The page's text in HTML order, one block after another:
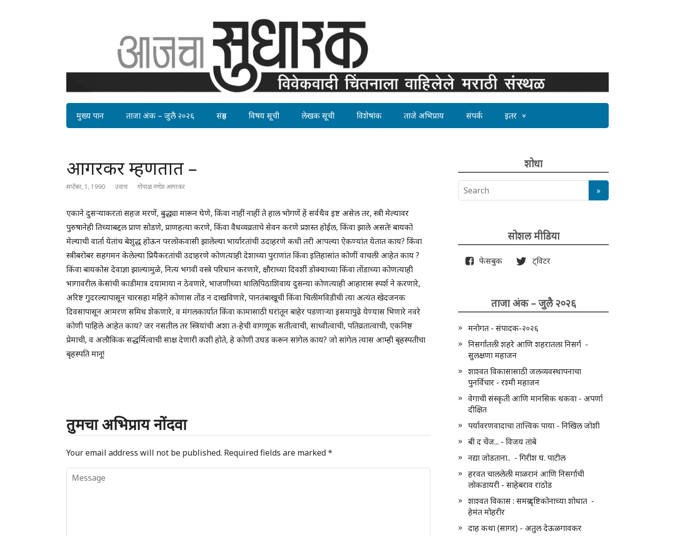
मुख्य पान ताजा अंक – जुलै २०२६ संग्रह विषय सूची लेखक सूची विशेषांक ताजे अभिप्राय संपर्क इतर
आगरकर म्हणतात –
सप्टेंबर, 1, 1990 उवाच गोपाळ गणेश आगरकर
एकाने दुसर्‍याकरतां सहज मरणें, बुद्ध्या मारून घेणे, किंवा नाहीं नाहीं ते हाल भोगणें हें सर्वथैव इष्ट असेल तर, स्त्री मेल्यावर
पुरुषानेही तिच्याबद्दल प्राण सोडणे, प्राणहत्या करणे, किंवा वैधव्यव्रताचे सेवन करणे प्रशस्त होईल, किंवा झाले असते! बायको
मेल्याची वार्ता येतांच बेशुद्ध होऊन परलोकवासी झालेल्या भार्यारतांची उदाहरणे कधी तरी आपल्या ऐकण्यांत येतात काय? किंवा
स्त्रीबरोबर सहगमन केलेल्या प्रियैकरतांची उदाहरणे कोणत्याही देशाच्या पुराणांत किंवा इतिहासांत कोणीं वाचली आहेत काय ?
किंवा बायकोस देवाज्ञा झाल्यामुळे, नित्य भगवी वस्त्रे परिधान करणारे, क्षौराच्या दिवशीं डोक्याच्या किंवा तोंडाच्या कोणत्याही
भागावरील केसांची काडीमात्र दयामाया न ठेवणारे, भाजणीच्या थालिपिठाशिवाय दुसन्या कोणत्याही आहारास स्पर्श ने करणारे,
अरिष्ट गुदरल्यापासून चारसहा महिने कोणास तोंड न दाखविणारे, पानतंबाखूची किंवा चिलीमविडीची त्या अत्यंत खेदजनक
दिवसापासून आमरण समिध शेकणारे, व मंगलकार्यात किंवा कामासाठी घरांतून बाहेर पडणार्‍या इसमापुढे येण्यास भिणारे नवरे
कोणी पाहिले आहेत काय? जर नसतील तर स्त्रियांची अशा त-हेची वागणूक सतीत्वाची, साध्वीत्वाची, पतिव्रतात्वाची, एकनिष्ठ
प्रेमाची, व अलौकिक सद्धर्मित्वाची साक्ष देणारी कशी होते, हे कोणी उघड करून सांगेल काय? जो सांगेल त्यास आम्ही बृहस्पतीचा
बृहस्पति मानू!
तुमचा अभिप्राय नोंदवा
Your email address will not be published. Required fields are marked*
शोधा
सोशल मीडिया
फेसबुक ट्विटर
ताजा अंक – जुलै २०२६
मनोगत - संपादक-२०२६
निसर्गातली शहरे आणि शहरातला निसर्ग -
सुलक्षणा महाजन
शाश्वत विकासासाठी जलव्यवस्थापनाचा
पुनर्विचार - रश्मी महाजन
वेगाची संस्कृती आणि मानसिक थकवा - अपर्णा
दीक्षित
पर्यावरणवादाचा तात्त्विक पाया - निखिल जोशी
बी द चेंज... - विजय तांबे
नद्या जोडताना.. - गिरीश घ. पाटील
हरवत चाललेली माळरानं आणि निसर्गाची
लोकडायरी - साहेबराव राठोड
शाश्वत विकास : समग्र दृष्टिकोनाच्या शोधात -
हेमंत मोहरीर
दाह कथा (सागर) - अतुल देऊळगावकर